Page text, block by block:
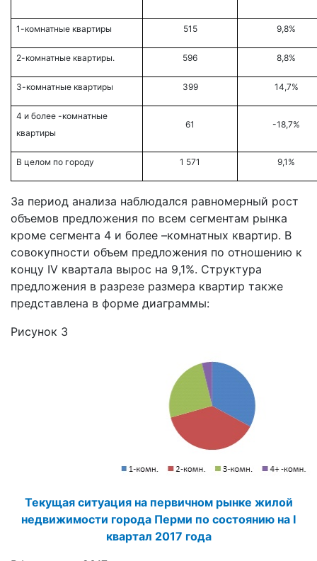
1-комнатные квартиры 515 9,8%
2-комнатные квартиры. 596 8,8%
3-комнатные квартиры 399 14,7%
4 и более -комнатные
квартиры
61 -18,7%
В целом по городу 1 571 9,1%
За период анализа наблюдался равномерный рост
объемов предложения по всем сегментам рынка
кроме сегмента 4 и более –комнатных квартир. В
совокупности объем предложения по отношению к
концу IV квартала вырос на 9,1%. Структура
предложения в разрезе размера квартир также
представлена в форме диаграммы:
Рисунок 3
Текущая ситуация на первичном рынке жилой
недвижимости города Перми по состоянию на I
квартал 2017 года